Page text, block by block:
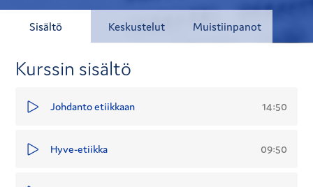
Kurssi on suunnattu erityisesti hoitotyön tekijöille ja
opiskelijoille, mutta laajentaa myös muiden sosiaali- ja
Sisältö Keskustelut Muistiinpanot
Kurssin sisältö
Johdanto etiikkaan 14:50
Hyve-etiikka 09:50